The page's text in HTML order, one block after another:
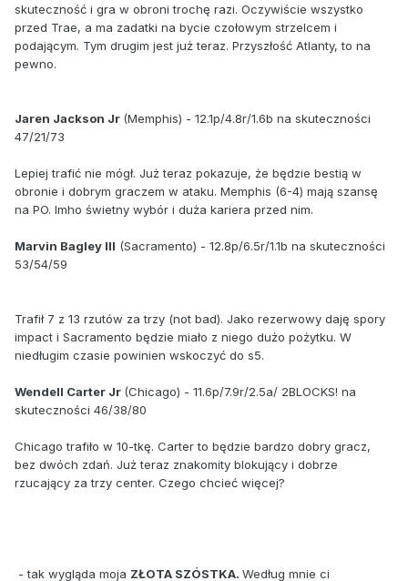
skuteczność i gra w obroni trochę razi. Oczywiście wszystko
przed Trae, a ma zadatki na bycie czołowym strzelcem i
podającym. Tym drugim jest już teraz. Przyszłość Atlanty, to na
pewno.
Jaren Jackson Jr (Memphis) - 12.1p/4.8r/1.6b na skuteczności
47/21/73
Lepiej trafić nie mógł. Już teraz pokazuje, że będzie bestią w
obronie i dobrym graczem w ataku. Memphis (6-4) mają szansę
na PO. Imho świetny wybór i duża kariera przed nim.
Marvin Bagley III (Sacramento) - 12.8p/6.5r/1.1b na skuteczności
53/54/59
Trafił 7 z 13 rzutów za trzy (not bad). Jako rezerwowy daję spory
impact i Sacramento będzie miało z niego dużo pożytku. W
niedługim czasie powinien wskoczyć do s5.
Wendell Carter Jr (Chicago) - 11.6p/7.9r/2.5a/ 2BLOCKS! na
skuteczności 46/38/80
Chicago trafiło w 10-tkę. Carter to będzie bardzo dobry gracz,
bez dwóch zdań. Już teraz znakomity blokujący i dobrze
rzucający za trzy center. Czego chcieć więcej?
- tak wygląda moja ZŁOTA SZÓSTKA. Według mnie ci